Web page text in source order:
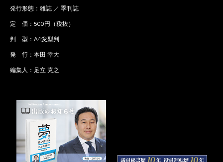
発行形態：雑誌 ／ 季刊誌
定 価：500円（税抜）
判 型：A4変型判
発 行：本田 幸大
編集人：足立 克之